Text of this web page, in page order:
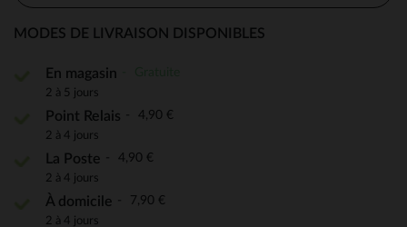
MODES DE LIVRAISON DISPONIBLES
En magasin
2 à 5 jours
Point Relais 4,90 €
2 à 4 jours
La Poste 4,90 €
2 à 4 jours
À domicile 7,90 €
2 à 4 jours